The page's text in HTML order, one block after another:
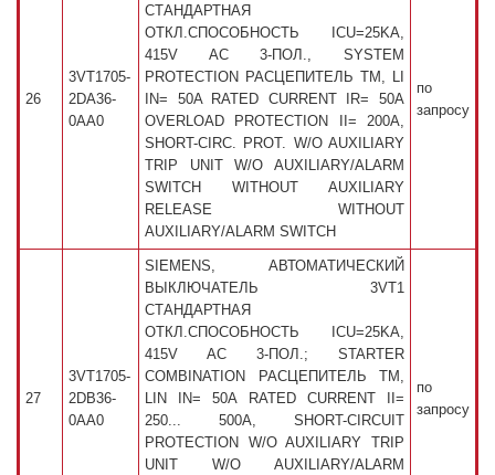
26
3VT1705-
2DA36-
0AA0
СТАНДАРТНАЯ
ОТКЛ.СПОСОБНОСТЬ ICU=25KA,
415V AC 3-ПОЛ., SYSTEM
PROTECTION РАСЦЕПИТЕЛЬ TM, LI
IN= 50A RATED CURRENT IR= 50A
OVERLOAD PROTECTION II= 200A,
SHORT-CIRC. PROT. W/O AUXILIARY
TRIP UNIT W/O AUXILIARY/ALARM
SWITCH WITHOUT AUXILIARY
RELEASE WITHOUT
AUXILIARY/ALARM SWITCH
по
запросу
27
3VT1705-
2DB36-
0AA0
SIEMENS, АВТОМАТИЧЕСКИЙ
ВЫКЛЮЧАТЕЛЬ 3VT1
СТАНДАРТНАЯ
ОТКЛ.СПОСОБНОСТЬ ICU=25KA,
415V AC 3-ПОЛ.; STARTER
COMBINATION РАСЦЕПИТЕЛЬ TM,
LIN IN= 50A RATED CURRENT II=
250... 500A, SHORT-CIRCUIT
PROTECTION W/O AUXILIARY TRIP
UNIT W/O AUXILIARY/ALARM
по
запросу